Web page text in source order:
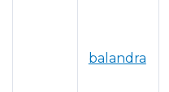
balandra